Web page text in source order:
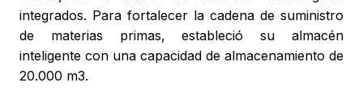
integrados. Para fortalecer la cadena de suministro
de materias primas, estableció su almacén
inteligente con una capacidad de almacenamiento de
20.000 m3.